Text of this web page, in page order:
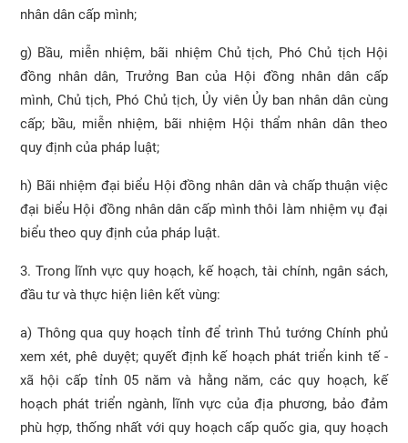
nhân dân cấp mình;
g) Bầu, miễn nhiệm, bãi nhiệm Chủ tịch, Phó Chủ tịch Hội
đồng nhân dân, Trưởng Ban của Hội đồng nhân dân cấp
mình, Chủ tịch, Phó Chủ tịch, Ủy viên Ủy ban nhân dân cùng
cấp; bầu, miễn nhiệm, bãi nhiệm Hội thẩm nhân dân theo
quy định của pháp luật;
h) Bãi nhiệm đại biểu Hội đồng nhân dân và chấp thuận việc
đại biểu Hội đồng nhân dân cấp mình thôi làm nhiệm vụ đại
biểu theo quy định của pháp luật.
3. Trong lĩnh vực quy hoạch, kế hoạch, tài chính, ngân sách,
đầu tư và thực hiện liên kết vùng:
a) Thông qua quy hoạch tỉnh để trình Thủ tướng Chính phủ
xem xét, phê duyệt; quyết định kế hoạch phát triển kinh tế -
xã hội cấp tỉnh 05 năm và hằng năm, các quy hoạch, kế
hoạch phát triển ngành, lĩnh vực của địa phương, bảo đảm
phù hợp, thống nhất với quy hoạch cấp quốc gia, quy hoạch